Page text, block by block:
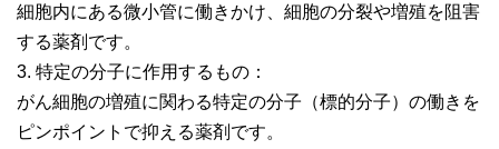
細胞内にある微小管に働きかけ、細胞の分裂や増殖を阻害
する薬剤です。
3. 特定の分子に作用するもの：
がん細胞の増殖に関わる特定の分子（標的分子）の働きを
ピンポイントで抑える薬剤です。